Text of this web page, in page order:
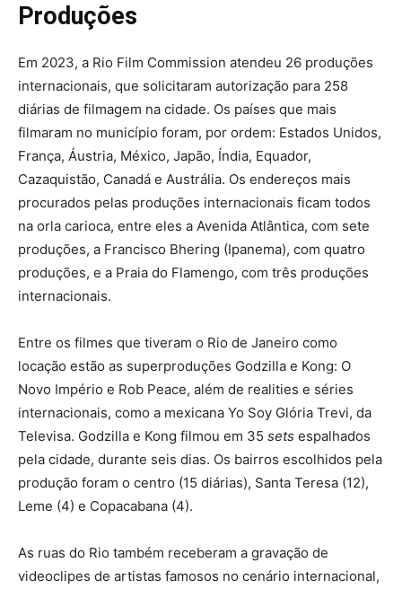
Produções
Em 2023, a Rio Film Commission atendeu 26 produções
internacionais, que solicitaram autorização para 258
diárias de filmagem na cidade. Os países que mais
filmaram no município foram, por ordem: Estados Unidos,
França, Áustria, México, Japão, Índia, Equador,
Cazaquistão, Canadá e Austrália. Os endereços mais
procurados pelas produções internacionais ficam todos
na orla carioca, entre eles a Avenida Atlântica, com sete
produções, a Francisco Bhering (Ipanema), com quatro
produções, e a Praia do Flamengo, com três produções
internacionais.
Entre os filmes que tiveram o Rio de Janeiro como
locação estão as superproduções Godzilla e Kong: O
Novo Império e Rob Peace, além de realities e séries
internacionais, como a mexicana Yo Soy Glória Trevi, da
Televisa. Godzilla e Kong filmou em 35 sets espalhados
pela cidade, durante seis dias. Os bairros escolhidos pela
produção foram o centro (15 diárias), Santa Teresa (12),
Leme (4) e Copacabana (4).
As ruas do Rio também receberam a gravação de
videoclipes de artistas famosos no cenário internacional,